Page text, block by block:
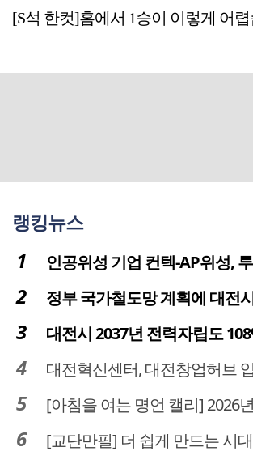
[S석 한컷]홈에서 1승이 이렇게 어
랭킹뉴스
인공위성 기업 컨텍-AP위성, 루마니아에
정부 국가철도망 계획에 대전시
대전시 2037년 전력자립도 108% 달성 관
대전혁신센터, 대전창업허브 입주
[아침을 여는 명언 캘리] 2026년 8
[교단만필] 더 쉽게 만드는 시대, 더 깊